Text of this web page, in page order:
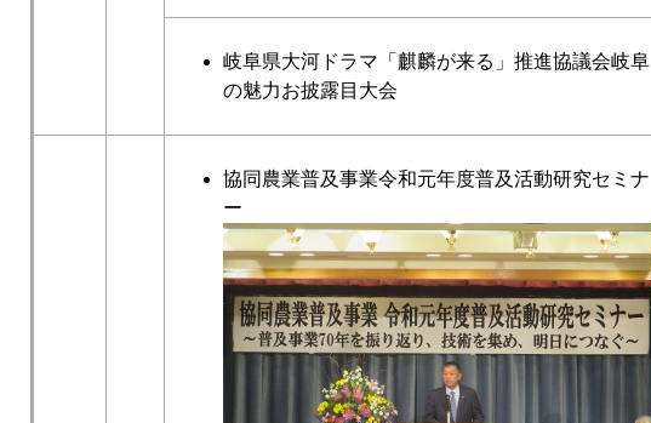
岐阜県大河ドラマ「麒麟が来る」推進協議会岐阜
の魅力お披露目大会
協同農業普及事業令和元年度普及活動研究セミナ
ー